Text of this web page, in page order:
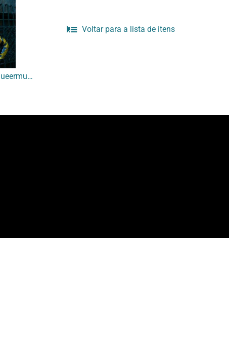
[Abertura da exposição ‘Queermuseu’ – parte 2]
Voltar para a lista de itens